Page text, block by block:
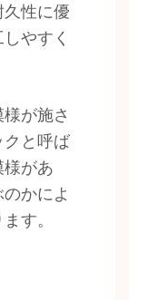
性に優
やすく
が施さ
と呼ば
があ
かによ
す。